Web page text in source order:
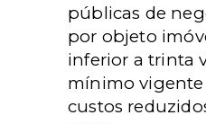
públicas de
por objeto
inferior a trinta
mínimo vigente
custos